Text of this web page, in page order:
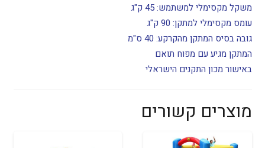
משקל מקסימלי למשתמש: 45 ק"ג
עומס מקסימלי למתקן: 90 ק"ג
גובה בסיס המתקן מהקרקע: 40 ס"מ
המתקן מגיע עם מפוח תואם
באישור מכון התקנים הישראלי
מוצרים קשורים